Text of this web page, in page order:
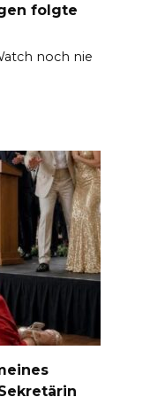
folgte
noch nie